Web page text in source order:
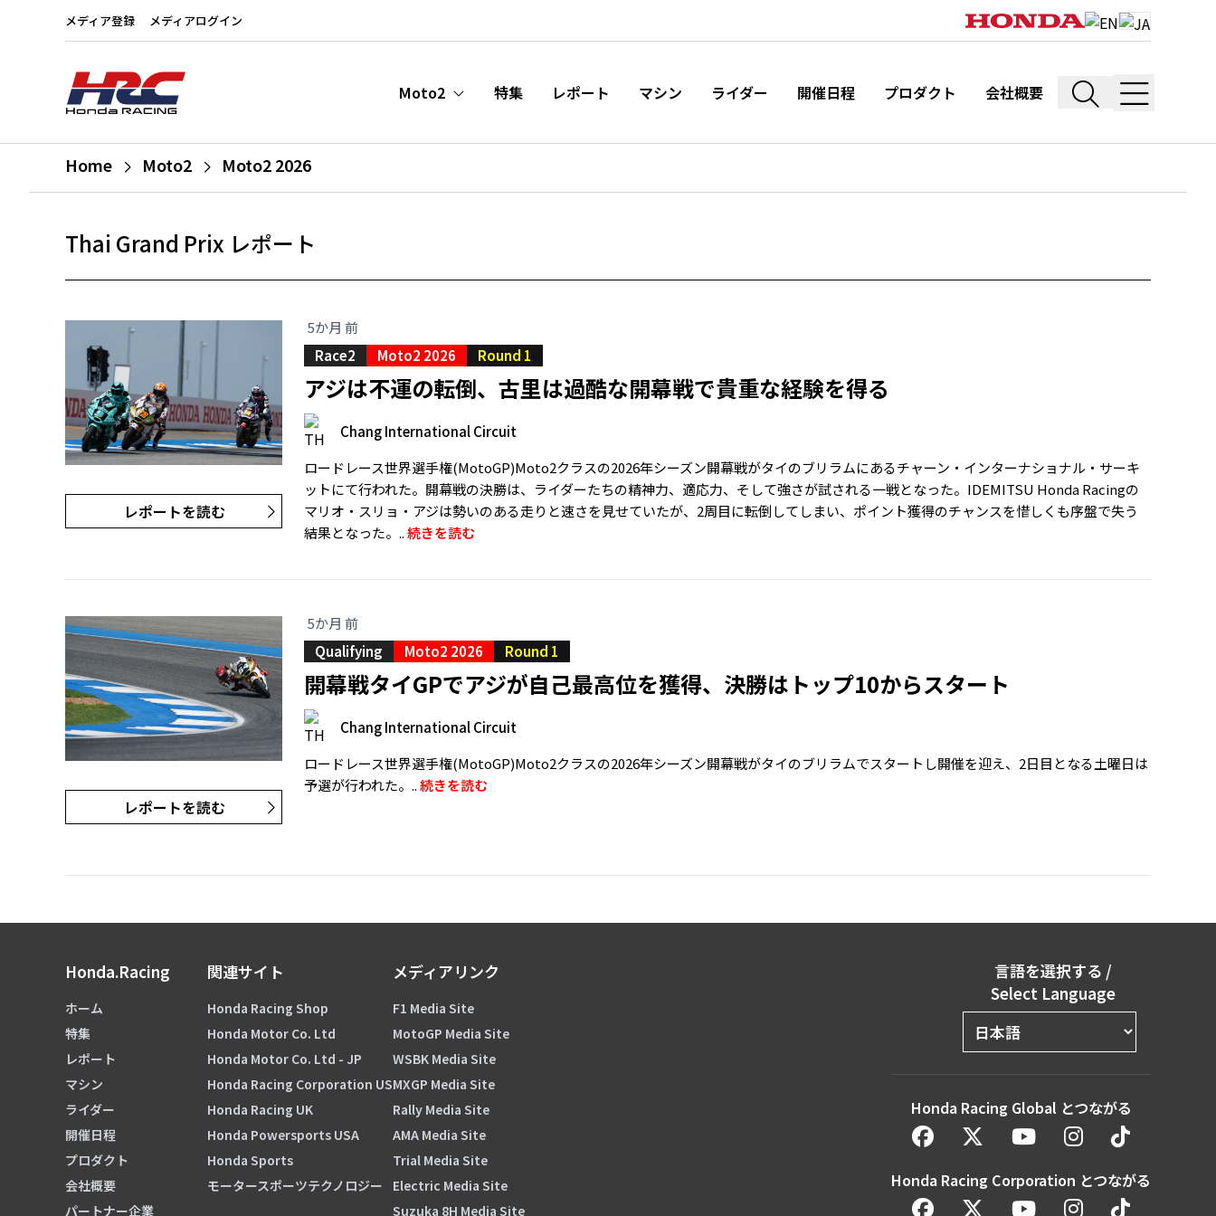
メディア登録 メディアログイン
Moto2 特集 レポート マシン ライダー 開催日程 プロダクト 会社概要
Home Moto2 Moto2 2026
Thai Grand Prix レポート
レポートを読む
5か月 前
Race2
Moto2 2026 Round 1
アジは不運の転倒、古里は過酷な開幕戦で貴重な経験を得る
Chang International Circuit
ロードレース世界選手権(MotoGP)Moto2クラスの2026年シーズン開幕戦がタイのブリラムにあるチャーン・インターナショナル・サーキ
ットにて行われた。開幕戦の決勝は、ライダーたちの精神力、適応力、そして強さが試される一戦となった。IDEMITSU Honda Racingの
マリオ・スリョ・アジは勢いのある走りと速さを見せていたが、2周目に転倒してしまい、ポイント獲得のチャンスを惜しくも序盤で失う
結果となった。..続きを読む
レポートを読む
5か月 前
Qualifying
Moto2 2026 Round 1
開幕戦タイGPでアジが自己最高位を獲得、決勝はトップ10からスタート
Chang International Circuit
ロードレース世界選手権(MotoGP)Moto2クラスの2026年シーズン開幕戦がタイのブリラムでスタートし開催を迎え、2日目となる土曜日は
予選が行われた。..続きを読む
Honda.Racing
ホーム
特集
レポート
マシン
ライダー
開催日程
プロダクト
会社概要
パートナー企業
関連サイト
Honda Racing Shop
Honda Motor Co. Ltd
Honda Motor Co. Ltd - JP
Honda Racing Corporation US
Honda Racing UK
Honda Powersports USA
Honda Sports
モータースポーツテクノロジー
メディアリンク
F1 Media Site
MotoGP Media Site
WSBK Media Site
MXGP Media Site
Rally Media Site
AMA Media Site
Trial Media Site
Electric Media Site
Suzuka 8H Media Site
言語を選択する /
Select Language
Honda Racing Global とつながる
Honda Racing Corporation とつながる